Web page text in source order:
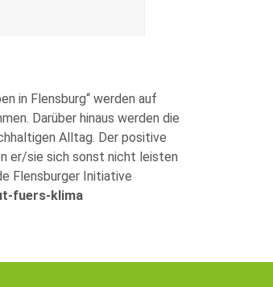
in Flensburg“ werden auf
Darüber hinaus werden die
Alltag. Der positive
er/sie sich sonst nicht leisten
Flensburger Initiative
fuers-klima